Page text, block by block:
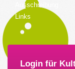
Ausschreibung
Links